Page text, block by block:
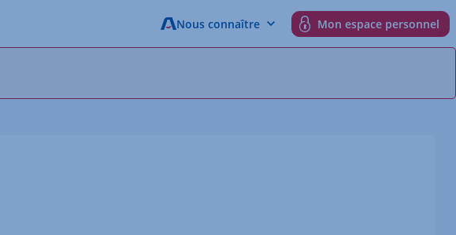
Nous connaître Mon espace personnel